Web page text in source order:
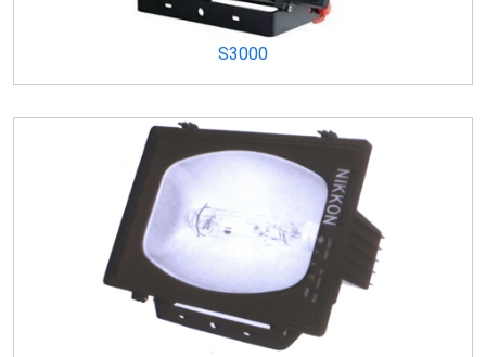
S3000